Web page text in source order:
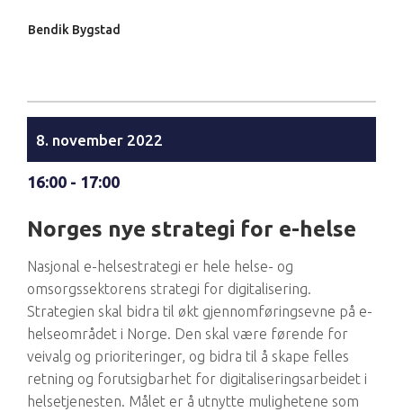
Bendik Bygstad
8. november 2022
16:00 - 17:00
Norges nye strategi for e-helse
Nasjonal e-helsestrategi er hele helse- og
omsorgssektorens strategi for digitalisering.
Strategien skal bidra til økt gjennomføringsevne på e-
helseområdet i Norge. Den skal være førende for
veivalg og prioriteringer, og bidra til å skape felles
retning og forutsigbarhet for digitaliseringsarbeidet i
helsetjenesten. Målet er å utnytte mulighetene som